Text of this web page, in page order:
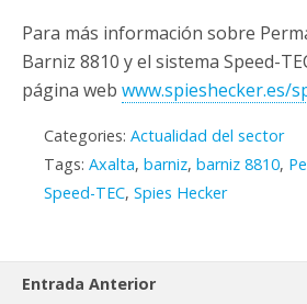
Para más información sobre
Barniz 8810 y el sistema Speed-
página web www.spieshecker.es/
Categories: Actualidad del sector
Tags: Axalta, barniz, barniz 8810,
Speed-TEC, Spies Hecker
Entrada Anterior